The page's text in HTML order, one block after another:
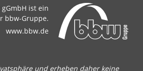
gGmbH ist ein
bbw-Gruppe.
www.bbw.de
und erheben daher keine